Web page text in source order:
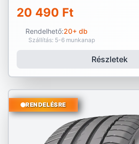
20 490 Ft
Rendelhető:20+ db
Szállítás: 5-6 munkanap
Részletek
RENDELÉSRE